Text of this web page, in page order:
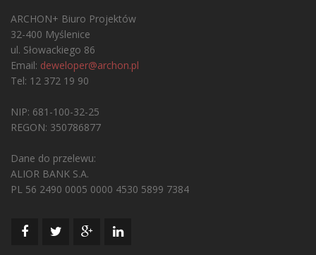
ARCHON+ Biuro Projektów
32-400 Myślenice
ul. Słowackiego 86
Email: deweloper@archon.pl
Tel: 12 372 19 90
NIP: 681-100-32-25
REGON: 350786877
Dane do przelewu:
ALIOR BANK S.A.
PL 56 2490 0005 0000 4530 5899 7384